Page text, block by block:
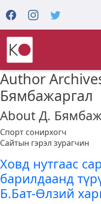
Author
Бямбажаргал
About Д.
Спорт сонирхогч
Сайтын гэрэл зурагчин
Ховд нутгаас
барилдаанд
Б.Бат-Өлзий